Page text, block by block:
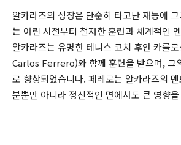
알카라즈의 성장은 단순히 타고난 재능에
는 어린 시절부터 철저한 훈련과 체계적인
알카라즈는 유명한 테니스 코치 후안 카를
Carlos Ferrero)와 함께 훈련을 받으며, 그
로 향상되었습니다. 페레로는 알카라즈의
분뿐만 아니라 정신적인 면에서도 큰 영향